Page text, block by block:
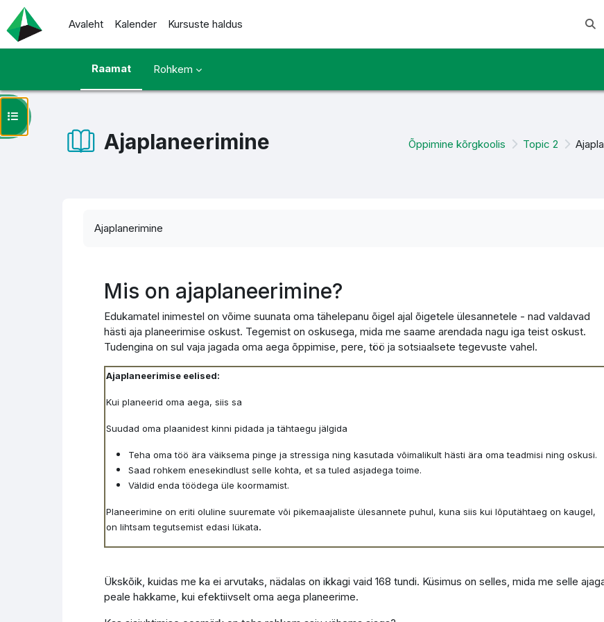
Jäta vahele peasisuni
Avaleht
Kalender Kursuste haldus
Raamat Rohkem
Ajaplaneerimine Õppimine kõrgkoolis Topic 2
Ava kursuse sisukord
Ajaplanerimine
Mis on ajaplaneerimine?
Edukamatel inimestel on võime suunata oma tähelepanu õigel ajal õigetele ülesannetele - nad valdavad
hästi aja planeerimise oskust. Tegemist on oskusega, mida me saame arendada nagu iga teist oskust.
Tudengina on sul vaja jagada oma aega õppimise, pere, töö ja sotsiaalsete tegevuste vahel.
Ajaplaneerimise eelised:
Kui planeerid oma aega, siis sa
Suudad oma plaanidest kinni pidada ja tähtaegu jälgida
Teha oma töö ära väiksema pinge ja stressiga ning kasutada võimalikult hästi ära oma teadmisi ning oskusi.
Saad rohkem enesekindlust selle kohta, et sa tuled asjadega toime.
Väldid enda töödega üle koormamist.
Planeerimine on eriti oluline suuremate või pikemaajaliste ülesannete puhul, kuna siis kui lõputähtaeg on kaugel,
on lihtsam tegutsemist edasi lükata.
Ükskõik, kuidas me ka ei arvutaks, nädalas on ikkagi vaid 168 tundi. Küsimus on selles, mida me selle
peale hakkame, kui efektiivselt oma aega planeerime.